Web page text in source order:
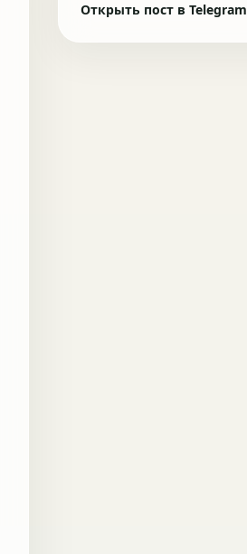
Открыть пост в Telegram